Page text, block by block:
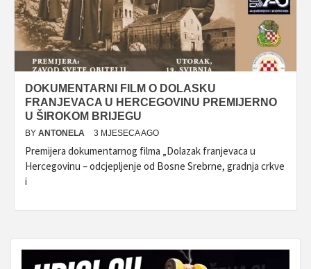
DOKUMENTARNI FILM O DOLASKU
FRANJEVACA U HERCEGOVINU PREMIJERNO
U ŠIROKOM BRIJEGU
BY ANTONELA 3 MJESECA AGO
Premijera dokumentarnog filma „Dolazak franjevaca u
Hercegovinu – odcjepljenje od Bosne Srebrne, gradnja crkve
i